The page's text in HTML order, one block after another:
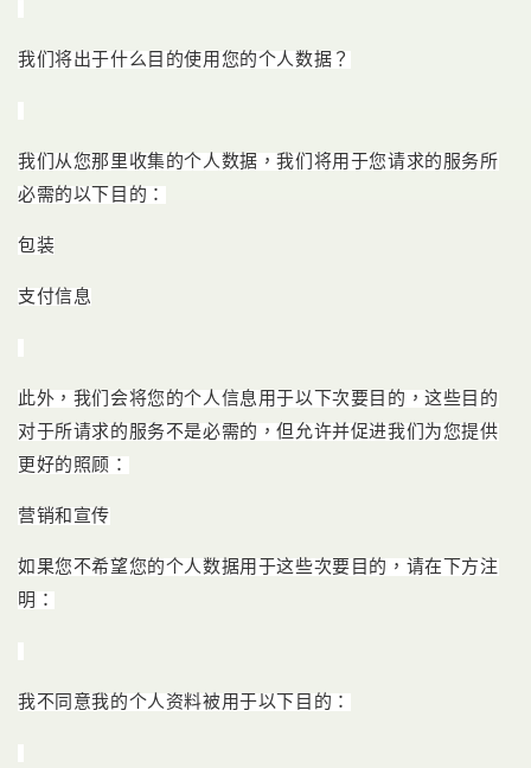
我们将出于什么目的使用您的个人数据？
我们从您那里收集的个人数据，我们将用于您请求的服务所
必需的以下目的：
包装
支付信息
此外，我们会将您的个人信息用于以下次要目的，这些目的
对于所请求的服务不是必需的，但允许并促进我们为您提供
更好的照顾：
营销和宣传
如果您不希望您的个人数据用于这些次要目的，请在下方注
明：
我不同意我的个人资料被用于以下目的：